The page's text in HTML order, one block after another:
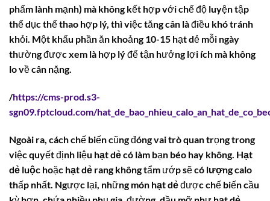
phẩm lành mạnh) mà không kết hợp với chế độ luyện tập
thể dục thể thao hợp lý, thì việc tăng cân là điều khó tránh
khỏi. Một khẩu phần ăn khoảng 10-15 hạt dẻ mỗi ngày
thường được xem là hợp lý để tận hưởng lợi ích mà không
lo về cân nặng.
/https://cms-prod.s3-
sgn09.fptcloud.com/
Ngoài ra, cách chế biến cũng đóng vai trò quan trọng trong
việc quyết định liệu hạt dẻcó làm bạn béo hay không. Hạt
dẻ luộc hoặc hạt dẻ rangkhông tẩm ướp sẽ có lượng calo
thấp nhất. Ngược lại, những món hạt dẻđược chế biến cầu